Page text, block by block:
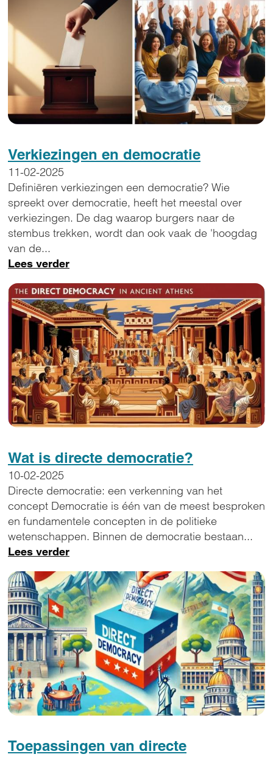
Verkiezingen en democratie
11-02-2025
Definiëren verkiezingen een democratie? Wie
spreekt over democratie, heeft het meestal over
verkiezingen. De dag waarop burgers naar de
stembus trekken, wordt dan ook vaak de 'hoogdag
van de...
Lees verder
Wat is directe democratie?
10-02-2025
Directe democratie: een verkenning van het
concept Democratie is één van de meest besproken
en fundamentele concepten in de politieke
wetenschappen. Binnen de democratie bestaan...
Lees verder
Toepassingen van directe